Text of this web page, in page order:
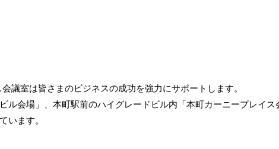
議室は皆さまのビジネスの成功を強力にサポートします。
会場」、本町駅前のハイグレードビル内「本町カーニープレイス
います。